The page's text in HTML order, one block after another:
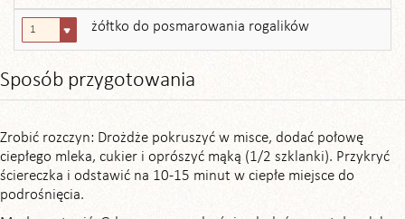
1 żółtko do posmarowania rogalików
Sposób przygotowania
Zrobić rozczyn: Drożdże pokruszyć w misce, dodać połowę
ciepłego mleka, cukier i oprószyć mąką (1/2 szklanki). Przykryć
ściereczka i odstawić na 10-15 minut w ciepłe miejsce do
podrośnięcia.